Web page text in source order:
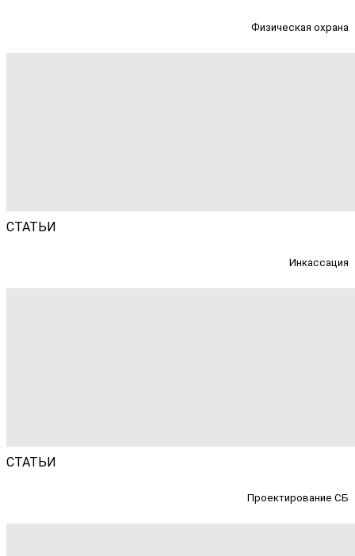
Физическая охрана
СТАТЬИ
Инкассация
СТАТЬИ
Проектирование СБ